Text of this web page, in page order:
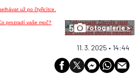
5 Fotogalerie >
11. 3. 2025 • 14:44